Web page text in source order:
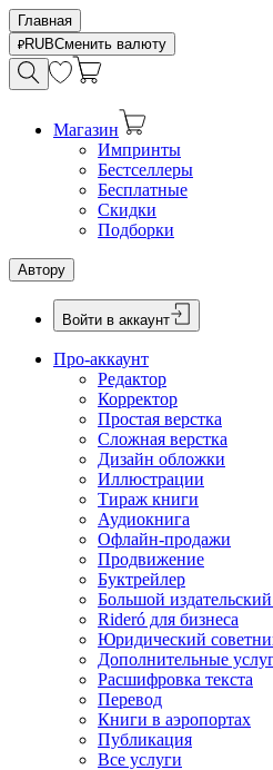
Главная
RUBСменить валюту
Магазин
Импринты
Бестселлеры
Бесплатные
Скидки
Подборки
Автору
Войти в аккаунт
Про-аккаунт
Редактор
Корректор
Простая верстка
Сложная верстка
Дизайн обложки
Иллюстрации
Тираж книги
Аудиокнига
Офлайн-продажи
Продвижение
Буктрейлер
Большой
Rideró для бизнеса
Юридический
Дополнительные
Расшифровка текста
Перевод
Книги в аэропортах
Публикация
Все услуги